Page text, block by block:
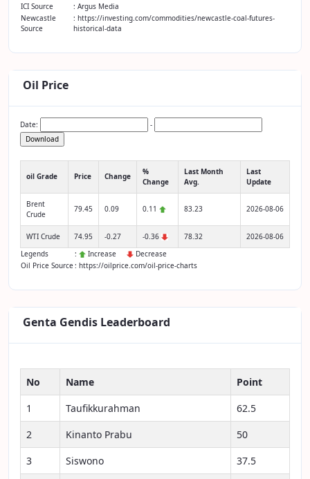
ICI Source
: Argus Media
Newcastle
Source
: https://investing.com/commodities/newcastle-coal-futures-
historical-data
Oil Price
Date:
-
Download
oil Grade Price Change
%
Change
Last Month
Avg.
Last
Update
Brent
Crude
79.45 0.09 0.11 83.23 2026-08-06
WTI Crude 74.95 -0.27 -0.36 78.32
2026-08-06
Legends
: Increase
Decrease
Oil Price Source : https://oilprice.com/oil-price-charts
Genta Gendis Leaderboard
No Name
Point
1
Taufikkurahman
62.5
2
Kinanto Prabu
50
3
Siswono
37.5